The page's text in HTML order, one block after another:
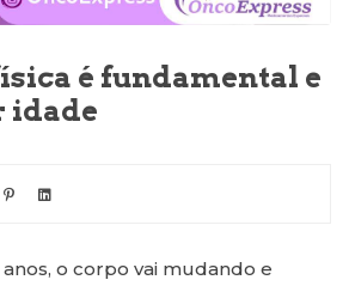
é fundamental e
idade
o corpo vai mudando e